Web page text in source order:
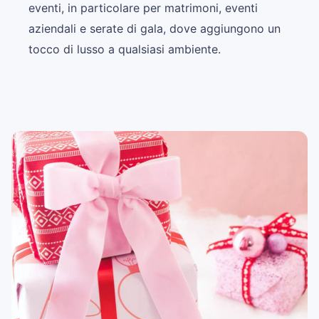
eventi, in particolare per matrimoni, eventi
aziendali e serate di gala, dove aggiungono un
tocco di lusso a qualsiasi ambiente.